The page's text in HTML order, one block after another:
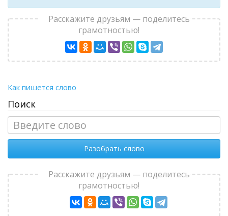
Расскажите друзьям — поделитесь
грамотностью!
Как пишется слово
Поиск
Разобрать слово
Расскажите друзьям — поделитесь
грамотностью!